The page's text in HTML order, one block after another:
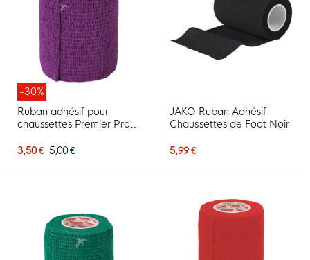
-30%
Ruban adhésif pour
chaussettes Premier Pro-
3,50 € 5,00 €
JAKO Ruban Adhésif
Chaussettes de Foot Noir
5,99 €